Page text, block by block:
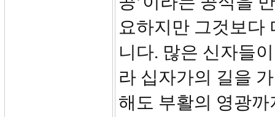
요하지만 그것보다
니다. 많은 신자들
라 십자가의 길을
해도 부활의 영광